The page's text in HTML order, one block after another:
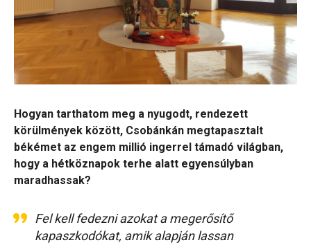
Hogyan tarthatom meg a nyugodt, rendezett
körülmények között, Csobánkán megtapasztalt
békémet az engem millió ingerrel támadó világban,
hogy a hétköznapok terhe alatt egyensúlyban
maradhassak?
Fel kell fedezni azokat a megerősítő
kapaszkodókat, amik alapján lassan